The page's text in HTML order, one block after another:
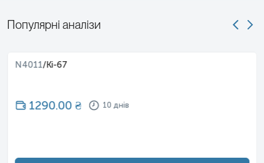
Популярні аналізи
N4011/Ki-67
1290.00₴ 10 днів